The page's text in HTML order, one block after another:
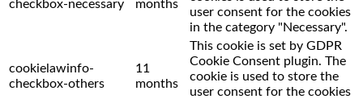
checkbox-necessary
months
user consent for the cookies
in the category "Necessary".
cookielawinfo-
checkbox-others
11
months
This cookie is set by GDPR
Cookie Consent plugin. The
cookie is used to store the
user consent for the cookies